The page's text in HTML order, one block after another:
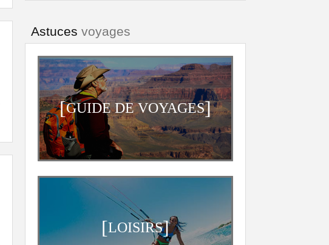
Astuces voyages
[GUIDE DE VOYAGES]
[LOISIRS]